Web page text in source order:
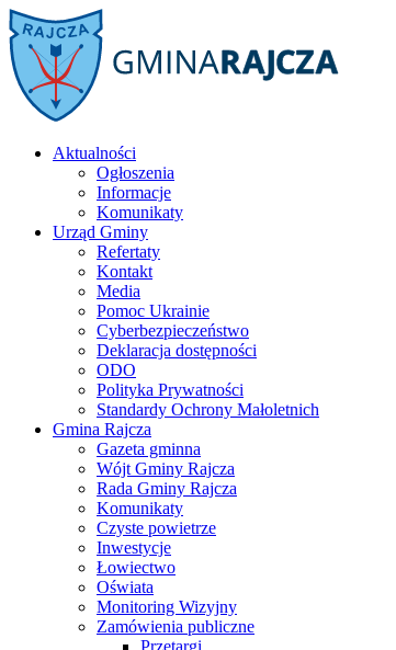
Aktualności
Ogłoszenia
Informacje
Komunikaty
Urząd Gminy
Refertaty
Kontakt
Media
Pomoc Ukrainie
Cyberbezpieczeństwo
Deklaracja dostępności
ODO
Polityka Prywatności
Standardy Ochrony Małoletnich
Gmina Rajcza
Gazeta gminna
Wójt Gminy Rajcza
Rada Gminy Rajcza
Komunikaty
Czyste powietrze
Inwestycje
Łowiectwo
Oświata
Monitoring Wizyjny
Zamówienia publiczne
Przetargi